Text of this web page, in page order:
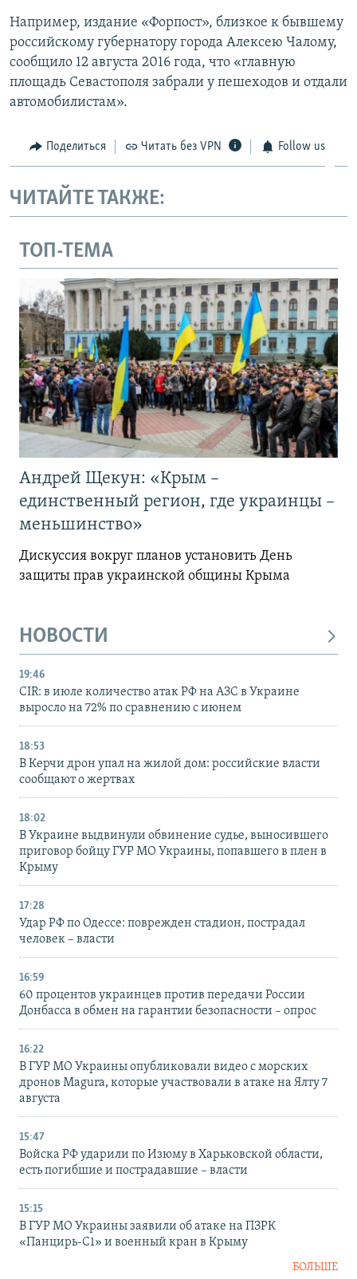
Например, издание «Форпост», близкое к бывшему
российскому губернатору города Алексею Чалому,
сообщило 12 августа 2016 года, что «главную
площадь Севастополя забрали у пешеходов и отдали
автомобилистам».
Поделиться Читать без VPN Follow us
ЧИТАЙТЕ ТАКЖЕ:
ТОП-ТЕМА
Андрей Щекун: «Крым –
единственный регион, где украинцы –
меньшинство»
Дискуссия вокруг планов установить День
защиты прав украинской общины Крыма
НОВОСТИ
19:46
CIR: в июле количество атак РФ на АЗС в Украине
выросло на 72% по сравнению с июнем
18:53
В Керчи дрон упал на жилой дом: российские власти
сообщают о жертвах
18:02
В Украине выдвинули обвинение судье, выносившего
приговор бойцу ГУР МО Украины, попавшего в плен в
Крыму
17:28
Удар РФ по Одессе: поврежден стадион, пострадал
человек – власти
16:59
60 процентов украинцев против передачи России
Донбасса в обмен на гарантии безопасности – опрос
16:22
В ГУР МО Украины опубликовали видео с морских
дронов Magura, которые участвовали в атаке на Ялту 7
августа
15:47
Войска РФ ударили по Изюму в Харьковской области,
есть погибшие и пострадавшие – власти
15:15
В ГУР МО Украины заявили об атаке на ПЗРК
«Панцирь-С1» и военный кран в Крыму
БОЛЬШЕ